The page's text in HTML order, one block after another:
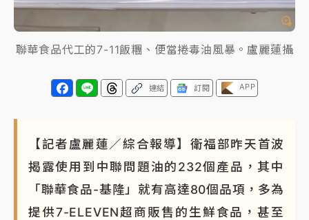
4800＋拖吊費
聯華食品代工的7-11飯糰、便當捲毒油風暴。盧麗蓮攝
連結 訂閱 APP
【記者盧麗蓮／綜合報導】衛福部昨天首波
揭露使用到中聯問題油的232個產品，其中
「聯華食品-基隆」就有高達80個品項，多為
提供7-ELEVEN超商販售的生鮮食品，甚至